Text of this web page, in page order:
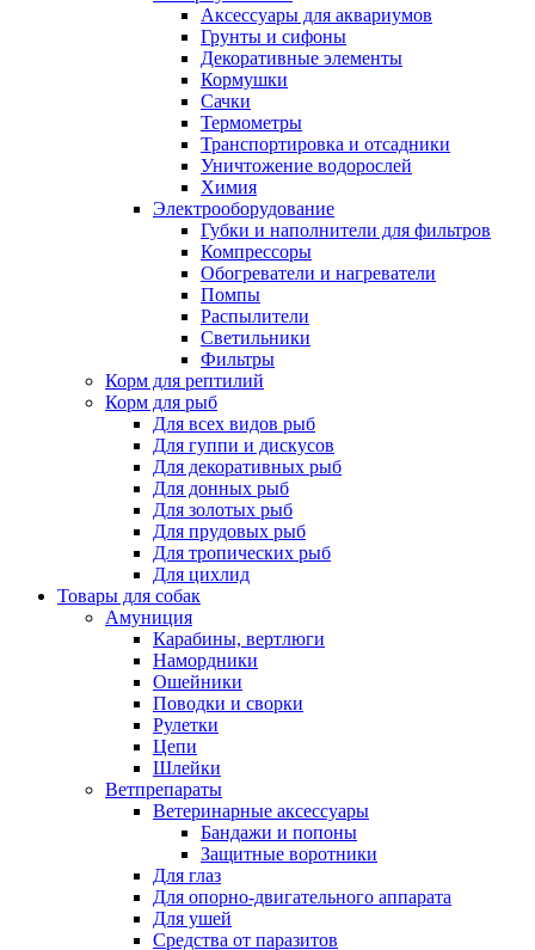
Аксессуары для аквариумов
Грунты и сифоны
Декоративные элементы
Кормушки
Сачки
Термометры
Транспортировка и отсадники
Уничтожение водорослей
Химия
Электрооборудование
Губки и наполнители для фильтров
Компрессоры
Обогреватели и нагреватели
Помпы
Распылители
Светильники
Фильтры
Корм для рептилий
Корм для рыб
Для всех видов рыб
Для гуппи и дискусов
Для декоративных рыб
Для донных рыб
Для золотых рыб
Для прудовых рыб
Для тропических рыб
Для цихлид
Товары для собак
Амуниция
Карабины, вертлюги
Намордники
Ошейники
Поводки и сворки
Рулетки
Цепи
Шлейки
Ветпрепараты
Ветеринарные аксессуары
Бандажи и попоны
Защитные воротники
Для глаз
Для опорно-двигательного аппарата
Для ушей
Средства от паразитов